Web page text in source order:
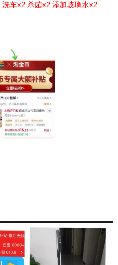
车x2 杀菌x2 添加玻璃水x2